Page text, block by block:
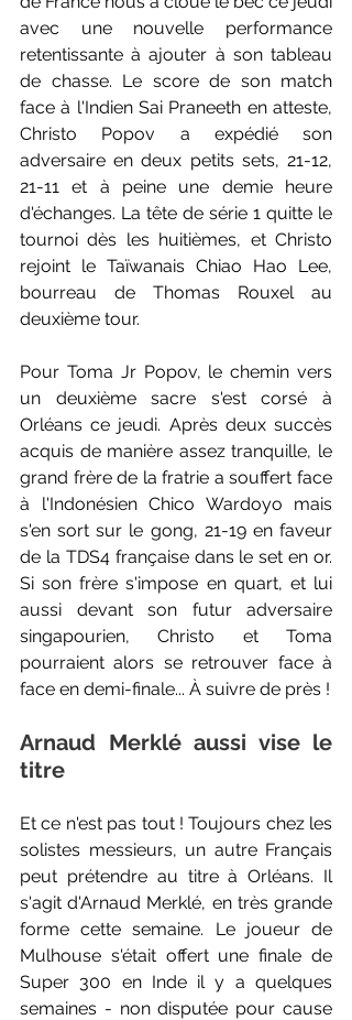
avec une nouvelle performance
retentissante à ajouter à son tableau
de chasse. Le score de son match
face à l'Indien Sai Praneeth en atteste,
Christo Popov a expédié son
adversaire en deux petits sets, 21-12,
21-11 et à peine une demie heure
d'échanges. La tête de série 1 quitte le
tournoi dès les huitièmes, et Christo
rejoint le Taïwanais Chiao Hao Lee,
bourreau de Thomas Rouxel au
deuxième tour.
Pour Toma Jr Popov, le chemin vers
un deuxième sacre s'est corsé à
Orléans ce jeudi. Après deux succès
acquis de manière assez tranquille, le
grand frère de la fratrie a souffert face
à l'Indonésien Chico Wardoyo mais
s'en sort sur le gong, 21-19 en faveur
de la TDS4 française dans le set en or.
Si son frère s'impose en quart, et lui
aussi devant son futur adversaire
singapourien, Christo et Toma
pourraient alors se retrouver face à
Arnaud Merklé aussi vise le
titre
Et ce n'est pas tout ! Toujours chez les
solistes messieurs, un autre Français
peut prétendre au titre à Orléans. Il
s'agit d'Arnaud Merklé, en très grande
forme cette semaine. Le joueur de
Mulhouse s'était offert une finale de
Super 300 en Inde il y a quelques
semaines - non disputée pour cause